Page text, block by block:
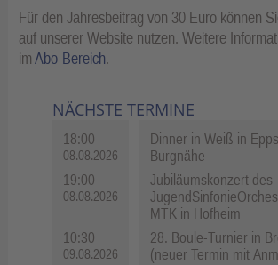
Für den Jahresbeitrag von 30 Euro können
auf unserer Website nutzen. Weitere
imAbo-Bereich.
NÄCHSTE TERMINE
18:00
08.08.2026
Dinner in Weiß in
Burgnähe
19:00
08.08.2026
Jubiläumskonzert des
MTK in Hofheim
10:30
09.08.2026
28. Boule-Turnier in
(neuer Termin mit